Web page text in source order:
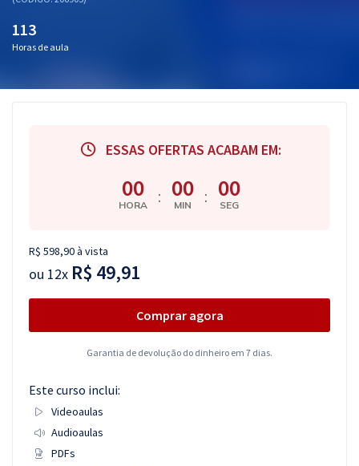
Graduação
OAB
Aprovados
113
Horas de aula
ESSAS OFERTAS ACABAM EM:
00
HORA : 00
MIN : 00
SEG
R$ 598,90 à vista
ou 12x R$ 49,91
Comprar agora
Garantia de devolução do dinheiro em 7 dias.
Este curso inclui:
Videoaulas
Audioaulas
PDFs